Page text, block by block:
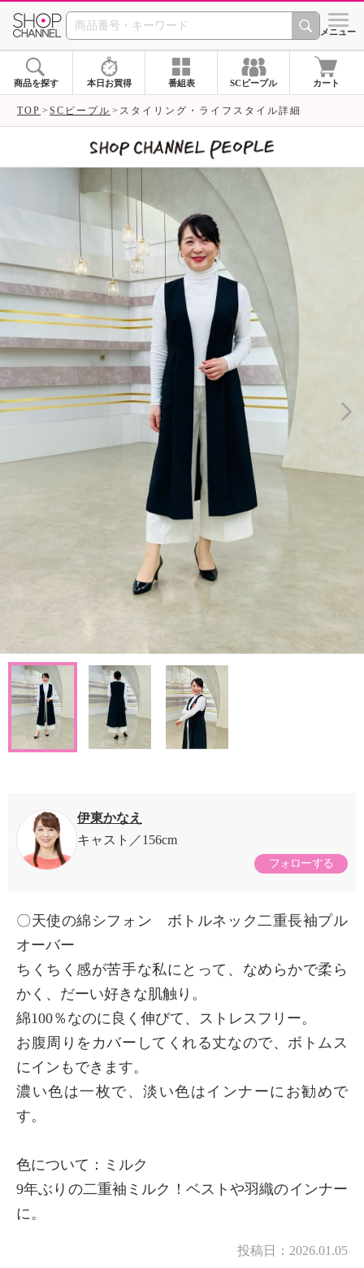
SHOP CHANNEL シメニュー
商品を探す 本日お買得 番組表 SCピープル カート
TOP SCピープル スタイリング・ライフスタイル詳細
伊東かなえ
キャスト
156cm
フォローする
〇天使の綿シフォン ボトルネック二重長袖プル
オーバー
ちくちく感が苦手な私にとって、なめらかで柔ら
かく、だーい好きな肌触り。
綿100％なのに良く伸びて、ストレスフリー。
お腹周りをカバーしてくれる丈なので、ボトムス
にインもできます。
濃い色は一枚で、淡い色はインナーにお勧めで
す。
色について：ミルク
9年ぶりの二重袖ミルク！ベストや羽織のインナー
に。
投稿日： 2026.01.05